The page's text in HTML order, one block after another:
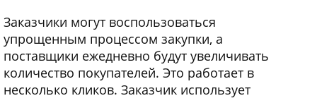
Заказчики могут воспользоваться
упрощенным процессом закупки, а
поставщики ежедневно будут увеличивать
количество покупателей. Это работает в
несколько кликов. Заказчик использует